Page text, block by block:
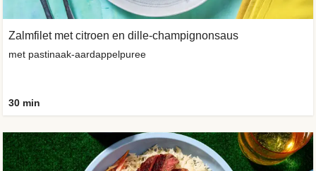
Zalmfilet met citroen en dille-champignonsaus
met pastinaak-aardappelpuree
30 min